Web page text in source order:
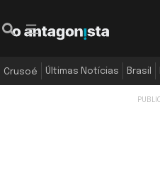
Crusoé Últimas Notícias Brasil